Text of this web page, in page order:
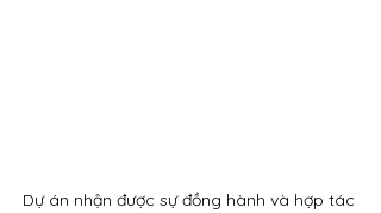
Dự án nhận được sự đồng hành và hợp tác